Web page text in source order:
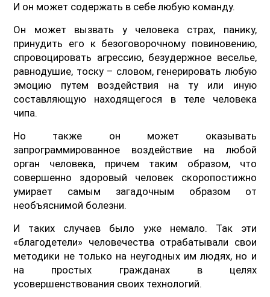
И он может содержать в себе любую команду.
Он может вызвать у человека страх, панику,
принудить его к безоговорочному повиновению,
спровоцировать агрессию, безудержное веселье,
равнодушие, тоску – словом, генерировать любую
эмоцию путем воздействия на ту или иную
составляющую находящегося в теле человека
чипа.
Но также он может оказывать
запрограммированное воздействие на любой
орган человека, причем таким образом, что
совершенно здоровый человек скоропостижно
умирает самым загадочным образом от
необъяснимой болезни.
И таких случаев было уже немало. Так эти
«благодетели» человечества отрабатывали свои
методики не только на неугодных им людях, но и
на простых гражданах в целях
усовершенствования своих технологий.